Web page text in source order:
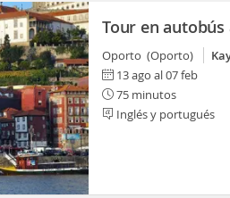
Tour en
Oporto (Oporto)
13 ago al 07 feb
75 minutos
Inglés y portugués